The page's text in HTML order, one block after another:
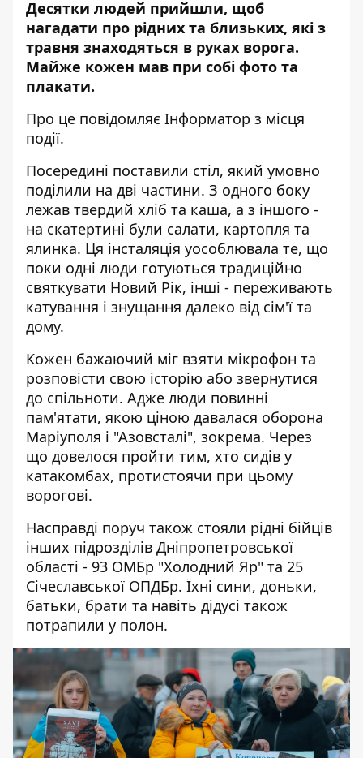
Десятки людей прийшли, щоб
нагадати про рідних та близьких, які з
травня знаходяться в руках ворога.
Майже кожен мав при собі фото та
плакати.
Про це повідомляє Інформатор з місця
події.
Посередині поставили стіл, який умовно
поділили на дві частини. З одного боку
лежав твердий хліб та каша, а з іншого -
на скатертині були салати, картопля та
ялинка. Ця інсталяція уособлювала те, що
поки одні люди готуються традиційно
святкувати Новий Рік, інші - переживають
катування і знущання далеко від сім'ї та
дому.
Кожен бажаючий міг взяти мікрофон та
розповісти свою історію або звернутися
до спільноти. Адже люди повинні
пам'ятати, якою ціною давалася оборона
Маріуполя і "Азовсталі", зокрема. Через
що довелося пройти тим, хто сидів у
катакомбах, протистоячи при цьому
ворогові.
Насправді поруч також стояли рідні бійців
інших підрозділів Дніпропетровської
області - 93 ОМБр "Холодний Яр" та 25
Січеславської ОПДБр. Їхні сини, доньки,
батьки, брати та навіть дідусі також
потрапили у полон.